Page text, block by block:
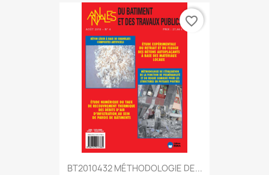
BT2010432 MÉTHODOLOGIE DE...
favorite_border